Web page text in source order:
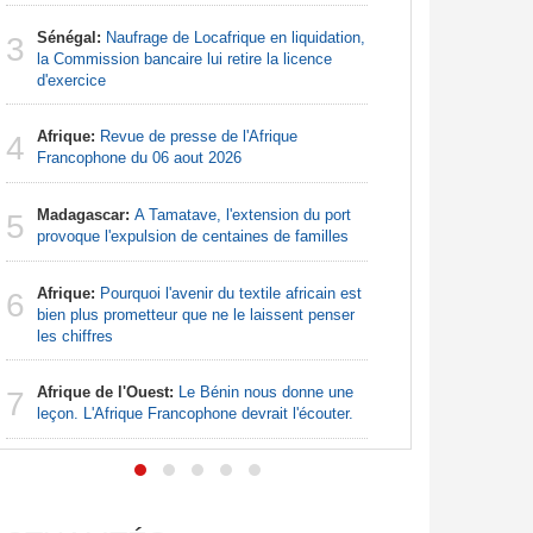
3 Sénégal: Naufrage de Locafrique en liquidation,
la Commission bancaire lui retire la licence
d'exercice
4 Afrique: Revue de presse de l'Afrique
Francophone du 06 aout 2026
5 Madagascar: A Tamatave, l'extension du port
provoque l'expulsion de centaines de familles
6 Afrique: Pourquoi l'avenir du textile africain est
bien plus prometteur que ne le laissent penser
les chiffres
7 Afrique de l'Ouest: Le Bénin nous donne une
leçon. L'Afrique Francophone devrait l'écouter.